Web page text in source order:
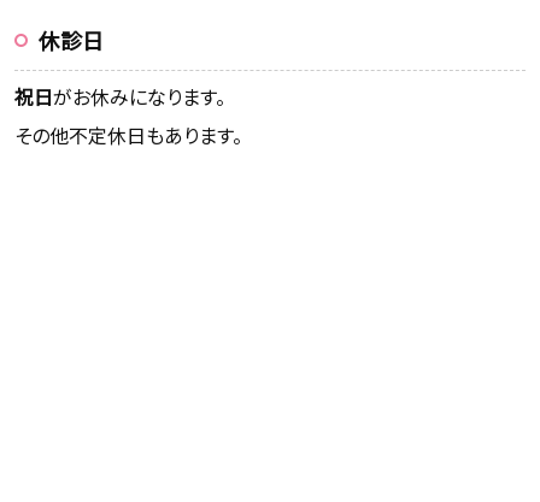
休診日
祝日がお休みになります。
その他不定休日もあります。